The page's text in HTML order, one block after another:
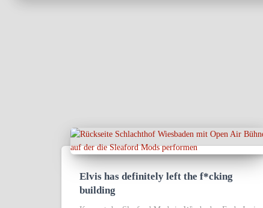
Elvis has definitely left the f*cking
building